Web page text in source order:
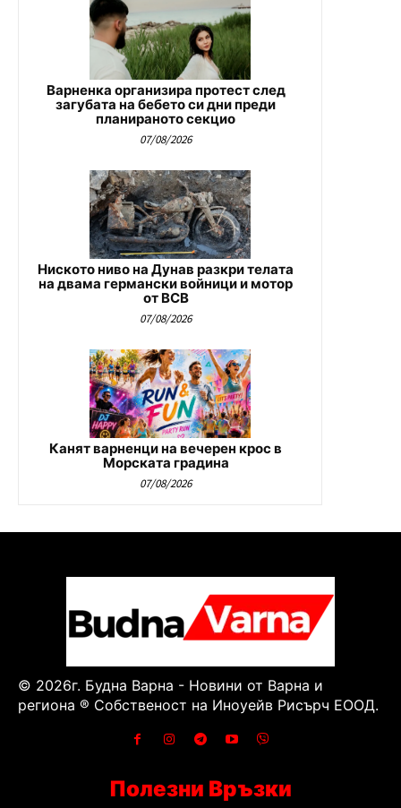
Варненка организира протест след
загубата на бебето си дни преди
планираното секцио
07/08/2026
Ниското ниво на Дунав разкри телата
на двама германски войници и мотор
от ВСВ
07/08/2026
Канят варненци на вечерен крос в
Морската градина
07/08/2026
© 2026г. Будна Варна - Новини от Варна и
региона ® Собственост на Иноуейв Рисърч ЕООД.
Полезни Връзки